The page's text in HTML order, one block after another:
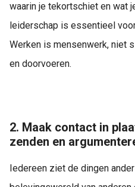
waarin je tekortschiet en wat
leiderschap is essentieel
Werken is mensenwerk, niet
en doorvoeren.
2. Maak contact in
zenden en
Iedereen ziet de dingen